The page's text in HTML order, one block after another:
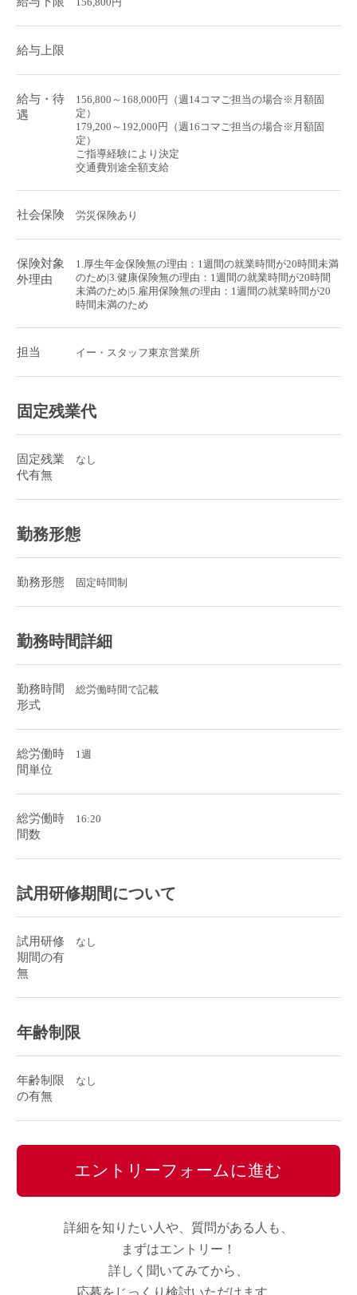
給与上限
給与・待
遇
156,800～168,000円（週14コマご担当の場合※月額固
定）
179,200～192,000円（週16コマご担当の場合※月額固
定）
ご指導経験により決定
交通費別途全額支給
社会保険 労災保険あり
保険対象
外理由
1.厚生年金保険無の理由：1週間の就業時間が20時間未満
のため|3.健康保険無の理由：1週間の就業時間が20時間
未満のため|5.雇用保険無の理由：1週間の就業時間が20
時間未満のため
担当 イー・スタッフ東京営業所
固定残業代
固定残業
代有無
なし
勤務形態
勤務形態 固定時間制
勤務時間詳細
勤務時間
形式
総労働時間で記載
総労働時
間単位
1週
総労働時
間数
16:20
試用研修期間について
試用研修
期間の有
無
なし
年齢制限
年齢制限
の有無
なし
エントリーフォームに進む
詳細を知りたい人や、質問がある人も、
まずはエントリー！
詳しく聞いてみてから、